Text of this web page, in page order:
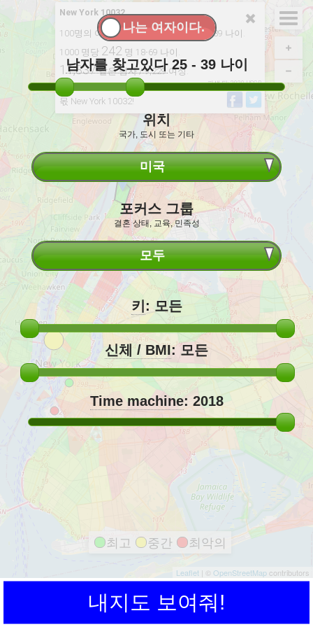
New York 10032
100명의 여자 당 남자128 입니다. 25-39 나이.
1000 명당 242 명 18-69 나이.
11,837같은 남자 / 9,229 여성.
파생 된: 2020, USCB
몫 New York 10032!
최고 중간 최악의
Leaflet | © OpenStreetMapcontributors
남자를 찾고있다 25 - 39나이
위치
국가, 도시 또는 기타
미국
포커스 그룹
결혼 상태, 교육, 민족성
모두
신체 / BMI:모든
키 : 모든
Time machine: 2018
내지도 보여줘!